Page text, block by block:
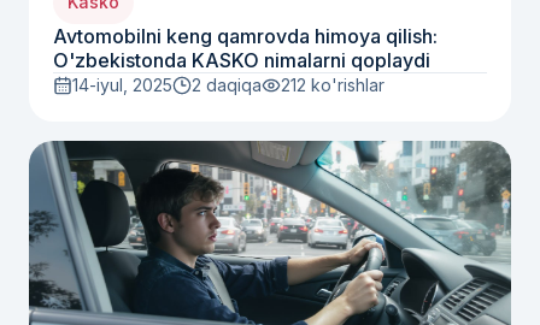
Avtomobilni keng qamrovda himoya qilish:
O'zbekistonda KASKO nimalarni qoplaydi
14-iyul, 2025 2 daqiqa 212 ko'rishlar